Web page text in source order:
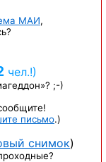
МАИ,
чел.!)
;-)
письмо.)
снимок)